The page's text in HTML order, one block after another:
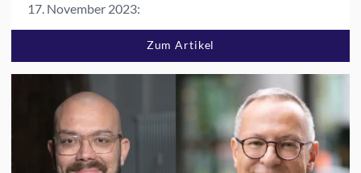
17. November 2023:
Zum Artikel